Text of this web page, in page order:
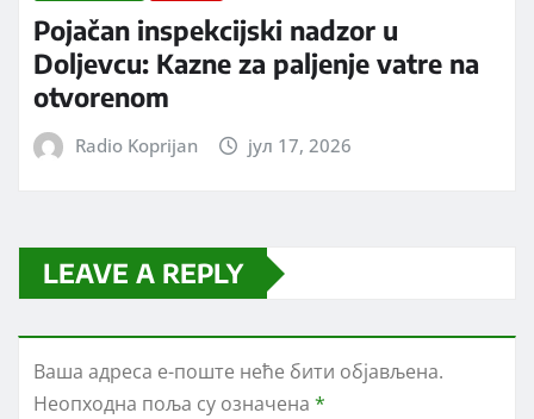
Pojačan inspekcijski nadzor u
Doljevcu: Kazne za paljenje vatre na
otvorenom
Radio Koprijan јул 17, 2026
LEAVE A REPLY
Ваша адреса е-поште неће бити објављена.
Неопходна поља су означена *